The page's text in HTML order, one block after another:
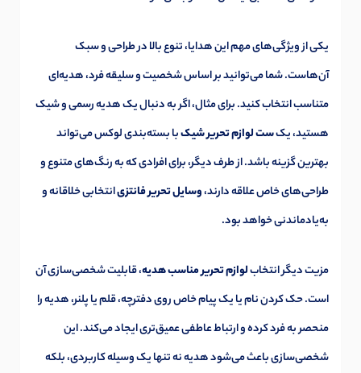
یکی از ویژگی‌های مهم این هدایا، تنوع بالا در طراحی و سبک
آن‌هاست. شما می‌توانید بر اساس شخصیت و سلیقه فرد، هدیه‌ای
متناسب انتخاب کنید. برای مثال، اگر به دنبال یک هدیه رسمی و شیک
هستید، یکست لوازم تحریر شیکبا بسته‌بندی لوکس می‌تواند
بهترین گزینه باشد. از طرف دیگر، برای افرادی که به رنگ‌های متنوع و
طراحی‌های خاص علاقه دارند،وسایل تحریر فانتزیانتخابی خلاقانه و
به‌یادماندنی خواهد بود.
مزیت دیگر انتخابلوازم تحریر مناسب هدیه، قابلیت شخصی‌سازی آن
است. حک کردن نام یا یک پیام خاص روی دفترچه، قلم یا پلنر، هدیه را
منحصر به فرد کرده و ارتباط عاطفی عمیق‌تری ایجاد می‌کند. این
شخصی‌سازی باعث می‌شود هدیه نه تنها یک وسیله کاربردی، بلکه